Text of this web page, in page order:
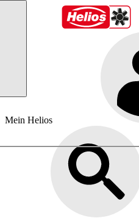
Mein Helios